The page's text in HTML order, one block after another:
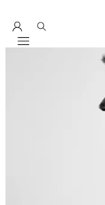
Mobile navigation